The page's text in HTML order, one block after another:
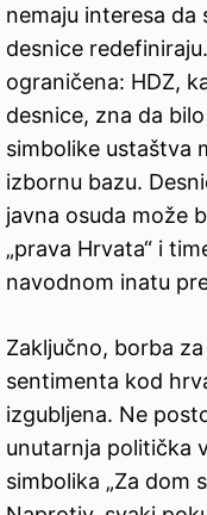
nemaju interesa
desnice
ograničena: HDZ,
desnice, zna da
simbolike ustaštva
izbornu bazu.
javna osuda može
„prava Hrvata“ i
navodnom inatu
Zaključno, borba
sentimenta kod
izgubljena. Ne
unutarnja politička
simbolika „Za dom